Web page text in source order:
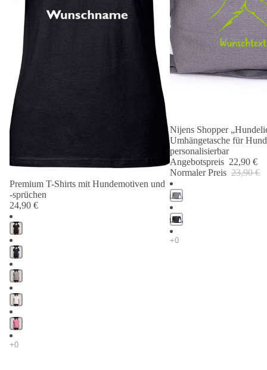
Premium T-Shirts mit Hundemotiven und
-sprüchen
24,90 €
Angebot 🐾
Nijens Shopper
Umhängetasche für
personalisierbar
Angebotspreis 22,90 €
Normaler Preis 23,90 €